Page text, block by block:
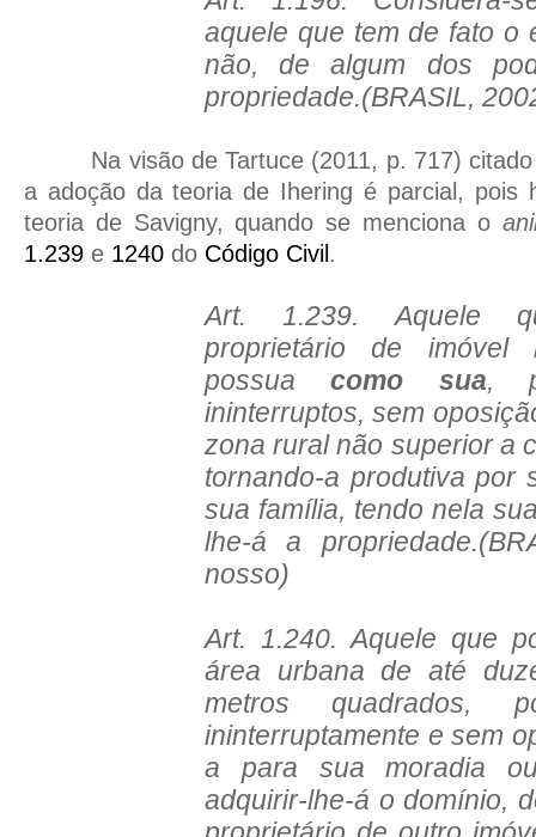
aquele que tem de fato o
não, de algum dos
propriedade.(BRASIL,
Na visão de Tartuce (2011, p. 717)
a adoção da teoria de Ihering é parcial, pois
teoria de Savigny, quando se menciona o
1.239 e 1240 do Código Civil.
Art. 1.239. Aquele
proprietário de imóvel
possuacomo sua,
ininterruptos, sem
zona rural não superior a
tornando-a produtiva por
sua família, tendo nela
lhe-á a
nosso)
Art. 1.240. Aquele que
área urbana de até
metros quadrados,
ininterruptamente e sem
a para sua moradia
adquirir-lhe-á o domínio,